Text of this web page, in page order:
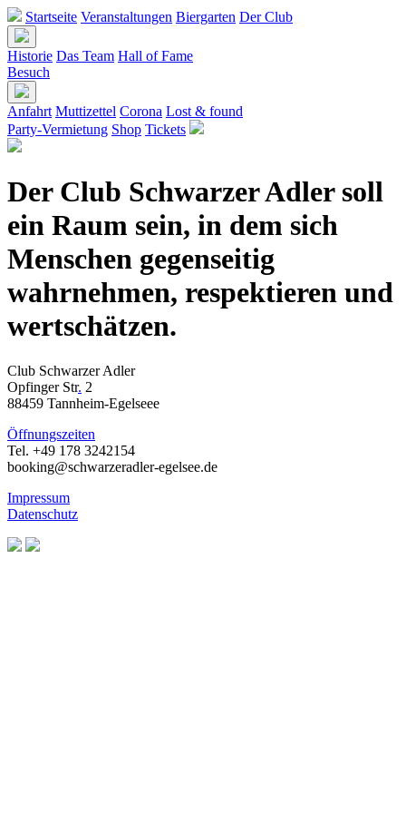
Startseite Veranstaltungen Biergarten Der Club
Historie Das Team Hall of Fame
Besuch
Anfahrt Muttizettel Corona Lost & found
Party-Vermietung Shop Tickets
Der Club Schwarzer Adler soll
ein Raum sein, in dem sich
Menschen gegenseitig
wahrnehmen, respektieren und
wertschätzen.
Club Schwarzer Adler
Opfinger Str. 2
88459 Tannheim-Egelseee
Öffnungszeiten
Tel. +49 178 3242154
booking@schwarzeradler-egelsee.de
Impressum
Datenschutz